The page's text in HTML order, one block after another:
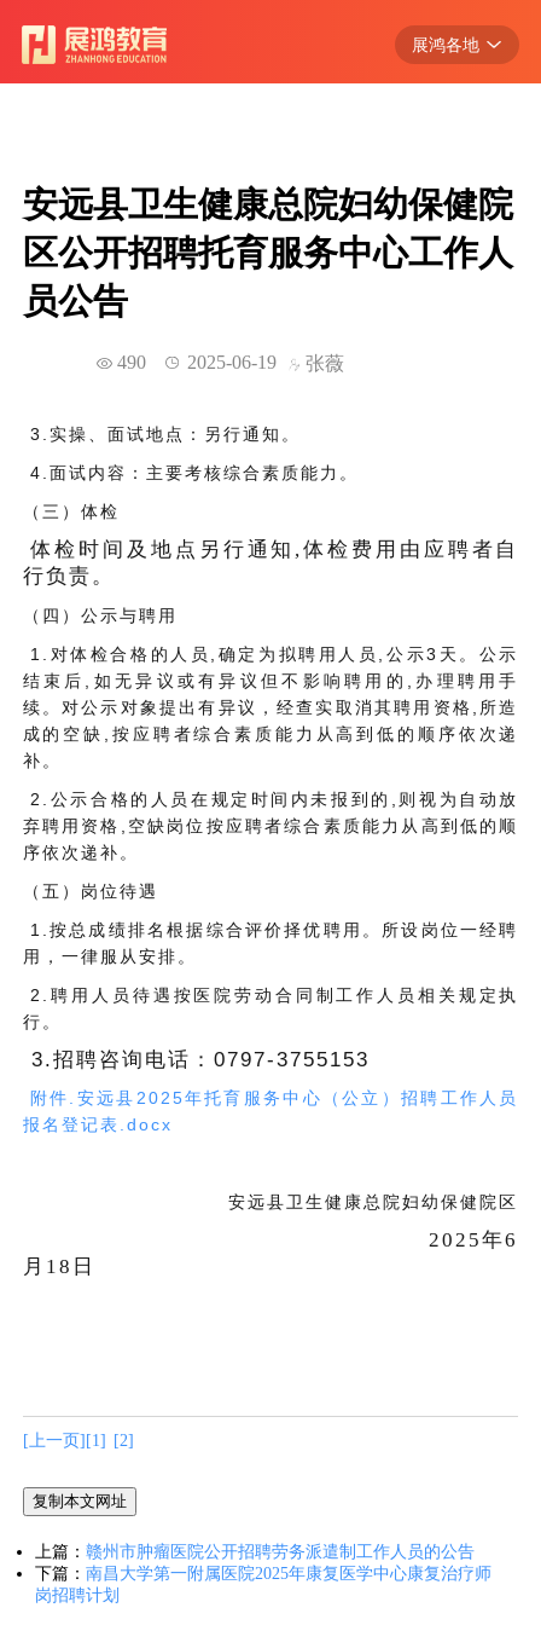
展鸿各地
浙江
江西
广东
安远县卫生健康总院妇幼保健院
区公开招聘托育服务中心工作人
员公告
490 2025-06-19 张薇
3.实操、面试地点：另行通知。
4.面试内容：主要考核综合素质能力。
（三）体检
体检时间及地点另行通知 ,体检费用由应聘者自
行负责。
（四）公示与聘用
1.对体检合格的人员,确定为拟聘用人员,公示3天。公示
结束后,如无异议或有异议但不影响聘用的,办理聘用手
续。对公示对象提出有异议，经查实取消其聘用资格,所造
成的空缺,按应聘者综合素质能力从高到低的顺序依次递
补。
2.公示合格的人员在规定时间内未报到的,则视为自动放
弃聘用资格,空缺岗位按应聘者综合素质能力从高到低的顺
序依次递补。
（五）岗位待遇
1.按总成绩排名根据综合评价择优聘用。所设岗位一经聘
用，一律服从安排。
2.聘用人员待遇按医院劳动合同制工作人员相关规定执
行。
3.招聘咨询电话：0797-3755153
附件.安远县2025年托育服务中心（公立）招聘工作人员
报名登记表.docx
安远县卫生健康总院妇幼保健院区
2025年6
月 18 日
[上一页][1] [2]
复制本文网址
上篇： 赣州市肿瘤医院公开招聘劳务派遣制工作人员的公告
下篇： 南昌大学第一附属医院2025年康复医学中心康复治疗师
岗招聘计划